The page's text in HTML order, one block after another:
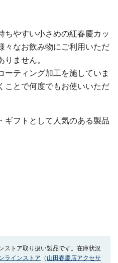
ちやすい小さめの紅春慶カッ
々なお飲み物にご利用いただ
ません。
ーティング加工を施していま
ことで何度でもお使いいただ
ギフトとして人気のある製品
ストア取り扱い製品です。在庫状況
ラインストア （ 山田春慶店アクセサ